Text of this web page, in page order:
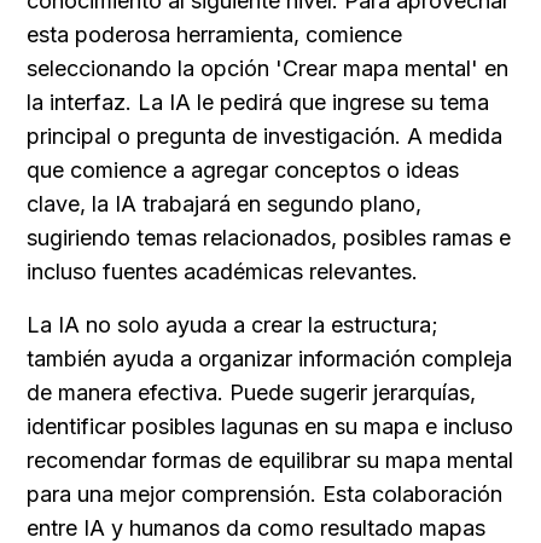
esta poderosa herramienta, comience
seleccionando la opción 'Crear mapa mental' en
la interfaz. La IA le pedirá que ingrese su tema
principal o pregunta de investigación. A medida
que comience a agregar conceptos o ideas
clave, la IA trabajará en segundo plano,
sugiriendo temas relacionados, posibles ramas e
incluso fuentes académicas relevantes.
La IA no solo ayuda a crear la estructura;
también ayuda a organizar información compleja
de manera efectiva. Puede sugerir jerarquías,
identificar posibles lagunas en su mapa e incluso
recomendar formas de equilibrar su mapa mental
para una mejor comprensión. Esta colaboración
entre IA y humanos da como resultado mapas